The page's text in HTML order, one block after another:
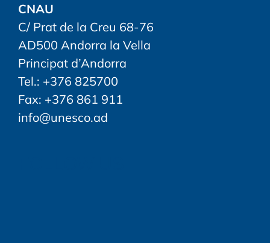
CNAU
C/ Prat de la Creu 68-76
AD500 Andorra la Vella
Principat d’Andorra
Tel.: +376 825700
Fax: +376 861 911
info@unesco.ad